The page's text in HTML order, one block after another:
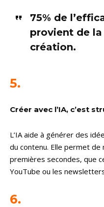
75% de
provient de
création.
5.
Créer avec l’IA, c’est
L’IA aide à générer des
du contenu. Elle permet de
premières secondes, que
YouTube ou les
6.